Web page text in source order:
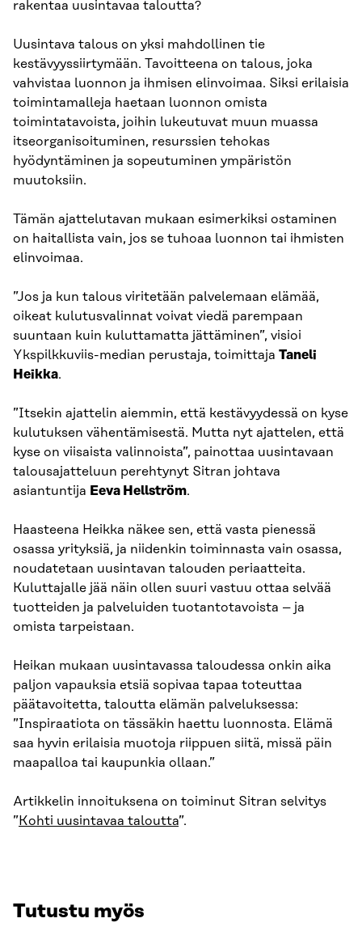
rakentaa uusintavaa taloutta?
Uusintava talous on yksi mahdollinen tie
kestävyyssiirtymään. Tavoitteena on talous, joka
vahvistaa luonnon ja ihmisen elinvoimaa. Siksi erilaisia
toimintamalleja haetaan luonnon omista
toimintatavoista, joihin lukeutuvat muun muassa
itseorganisoituminen, resurssien tehokas
hyödyntäminen ja sopeutuminen ympäristön
muutoksiin.
Tämän ajattelutavan mukaan esimerkiksi ostaminen
on haitallista vain, jos se tuhoaa luonnon tai ihmisten
elinvoimaa.
”Jos ja kun talous viritetään palvelemaan elämää,
oikeat kulutusvalinnat voivat viedä parempaan
suuntaan kuin kuluttamatta jättäminen”, visioi
Ykspilkkuviis-median perustaja, toimittaja Taneli
Heikka.
”Itsekin ajattelin aiemmin, että kestävyydessä on kyse
kulutuksen vähentämisestä. Mutta nyt ajattelen, että
kyse on viisaista valinnoista”, painottaa uusintavaan
talousajatteluun perehtynyt Sitran johtava
asiantuntija Eeva Hellström.
Haasteena Heikka näkee sen, että vasta pienessä
osassa yrityksiä, ja niidenkin toiminnasta vain osassa,
noudatetaan uusintavan talouden periaatteita.
Kuluttajalle jää näin ollen suuri vastuu ottaa selvää
tuotteiden ja palveluiden tuotantotavoista – ja
omista tarpeistaan.
Heikan mukaan uusintavassa taloudessa onkin aika
paljon vapauksia etsiä sopivaa tapaa toteuttaa
päätavoitetta, taloutta elämän palveluksessa:
”Inspiraatiota on tässäkin haettu luonnosta. Elämä
saa hyvin erilaisia muotoja riippuen siitä, missä päin
maapalloa tai kaupunkia ollaan.”
Artikkelin innoituksena on toiminut Sitran selvitys
”Kohti uusintavaa taloutta”.
Tutustu myös